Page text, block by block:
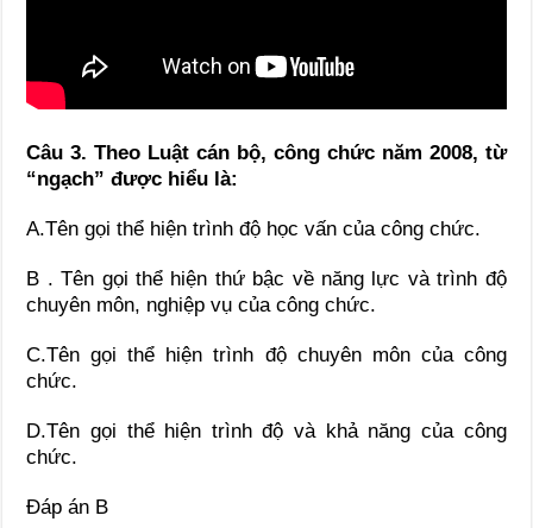
Câu 3. Theo Luật cán bộ, công chức năm 2008, từ
“ngạch” được hiểu là:
A.Tên gọi thể hiện trình độ học vấn của công chức.
B . Tên gọi thể hiện thứ bậc về năng lực và trình độ
chuyên môn, nghiệp vụ của công chức.
C.Tên gọi thể hiện trình độ chuyên môn của công
chức.
D.Tên gọi thể hiện trình độ và khả năng của công
chức.
Đáp án B